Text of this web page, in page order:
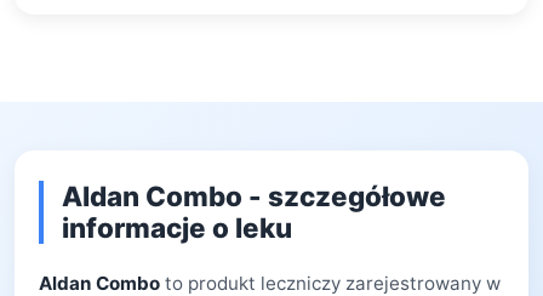
Aldan Combo - szczegółowe
informacje o leku
Aldan Combo to produkt leczniczy zarejestrowany w